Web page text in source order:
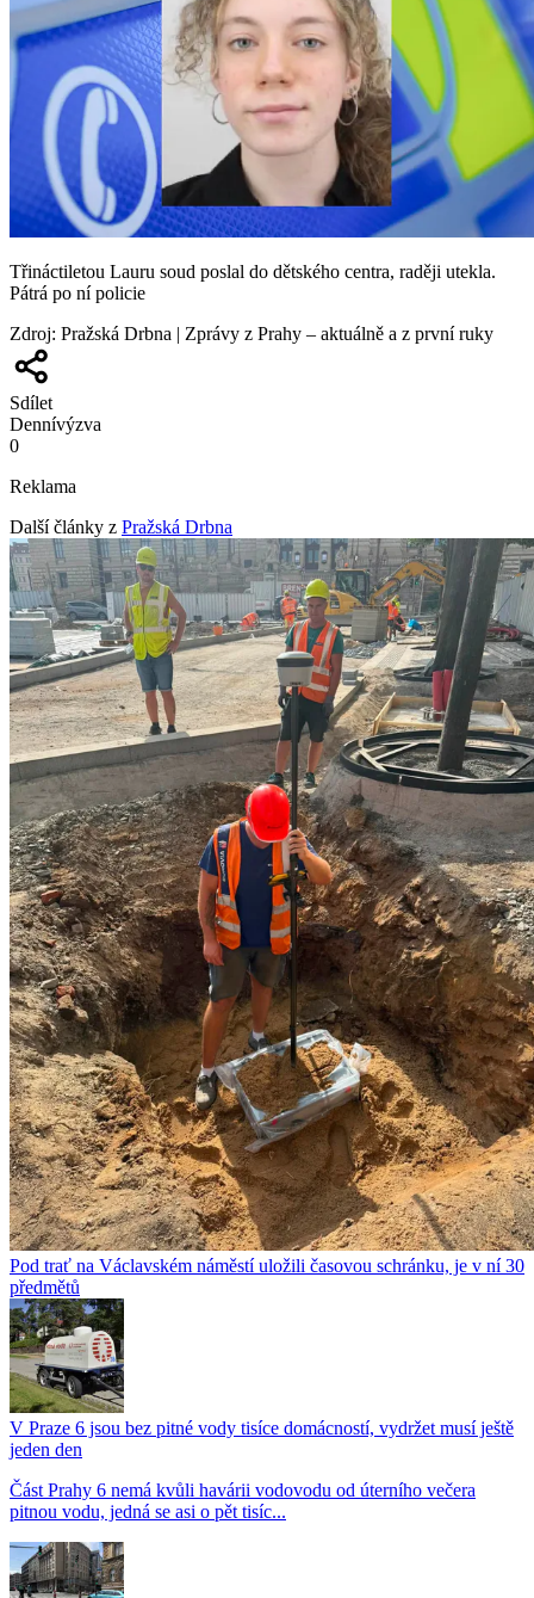
Třináctiletou Lauru soud poslal do dětského centra, raději utekla.
Pátrá po ní policie
Zdroj: Pražská Drbna | Zprávy z Prahy – aktuálně a z první ruky
Sdílet
Dennívýzva
0
Reklama
Další články z Pražská Drbna
Pod trať na Václavském náměstí uložili časovou schránku, je v ní 30
předmětů
V Praze 6 jsou bez pitné vody tisíce domácností, vydržet musí ještě
jeden den
Část Prahy 6 nemá kvůli havárii vodovodu od úterního večera
pitnou vodu, jedná se asi o pět tisíc...